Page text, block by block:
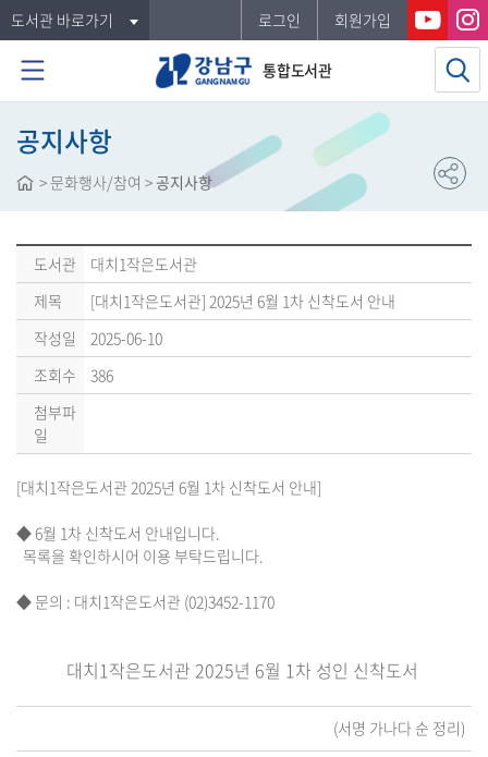
도서관 바로가기 로그인 회원가입
통합도서관
공지사항
> 문화행사/참여 > 공지사항
도서관
대치1작은도서관
제목
[대치1작은도서관] 2025년 6월 1차 신착도서 안내
작성일
2025-06-10
조회수
386
첨부파
일
[대치1작은도서관 2025년 6월 1차 신착도서 안내]
◆ 6월 1차 신착도서 안내입니다.
목록을 확인하시어 이용 부탁드립니다.
◆ 문의 : 대치1작은도서관 (02)3452-1170
대치1작은도서관 2025년 6월 1차 성인 신착도서
(서명 가나다 순 정리)